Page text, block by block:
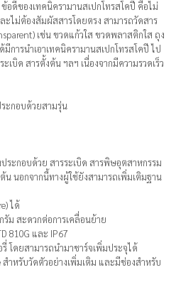
อดีของเทคนิครามานสเปกโทรสโคปี คือไม่
ะไม่ต้องสัมผัสสารโดยตรง สามารถวัดสาร
เช่น ขวดแก้วใส ขวดพลาสติกใส ถุง
ารนำเอาเทคนิครามานสเปกโทรสโคปี ไป
เบิด สารตั้งต้น ฯลฯ เนื่องจากมีความรวดเร็ว
ะกอบด้วยสามรุ่น
ระกอบด้วย สารระเบิด สารพิษอุตสาหกรรม
น นอกจากนี้ทางผู้ใช้ยังสามารถเพิ่มเติมฐาน
ได้
รัม สะดวกต่อการเคลื่อนย้าย
810G และ IP67
โดยสามารถนำมาชาร์จเพิ่มประจุได้
สำหรับวัดตัวอย่างเพิ่มเติม และมีช่องสำหรับ